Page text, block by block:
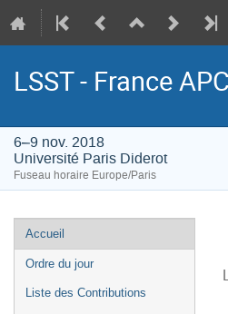
LSST - France
6–9 nov. 2018
Université Paris Diderot
Fuseau horaire Europe/Paris
Menu
de
l'événement
Accueil
Ordre du jour
Liste des Contributions